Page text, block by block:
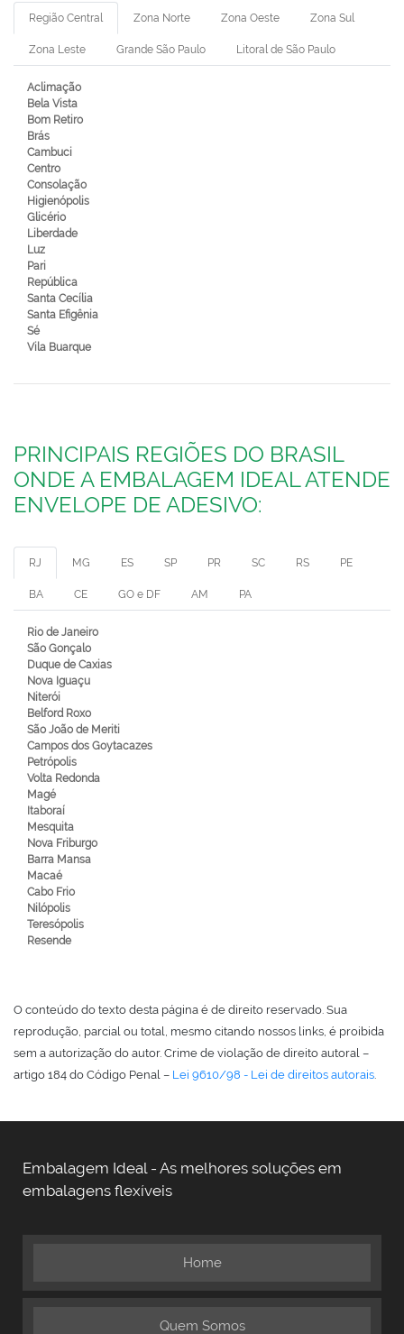
Região Central Zona Norte Zona Oeste Zona Sul
Zona Leste Grande São Paulo Litoral de São Paulo
Aclimação
Bela Vista
Bom Retiro
Brás
Cambuci
Centro
Consolação
Higienópolis
Glicério
Liberdade
Luz
Pari
República
Santa Cecília
Santa Efigênia
Sé
Vila Buarque
PRINCIPAIS REGIÕES DO BRASIL
ONDE A EMBALAGEM IDEAL ATENDE
ENVELOPE DE ADESIVO:
RJ MG ES SP PR SC RS PE
BA CE GO e DF AM PA
Rio de Janeiro
São Gonçalo
Duque de Caxias
Nova Iguaçu
Niterói
Belford Roxo
São João de Meriti
Campos dos Goytacazes
Petrópolis
Volta Redonda
Magé
Itaboraí
Mesquita
Nova Friburgo
Barra Mansa
Macaé
Cabo Frio
Nilópolis
Teresópolis
Resende
O conteúdo do texto desta página é de direito reservado. Sua
reprodução, parcial ou total, mesmo citando nossos links, é proibida
sem a autorização do autor. Crime de violação de direito autoral –
artigo 184 do Código Penal – Lei 9610/98 - Lei de direitos autorais.
Embalagem Ideal - As melhores soluções em
embalagens flexíveis
Home
Quem Somos